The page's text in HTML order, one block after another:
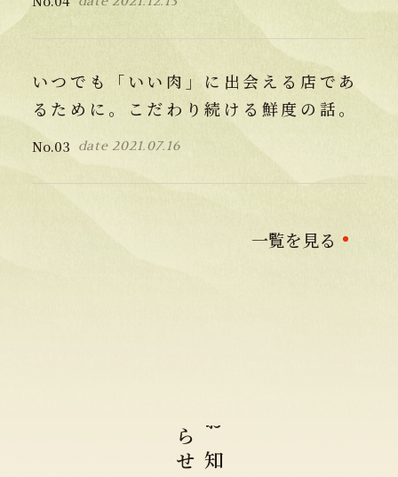
一覧を見る
いつでも「いい肉」に出会える店であ
るために。こだわり続ける鮮度の話。
No.03 date2021.07.16
知
ら
せ